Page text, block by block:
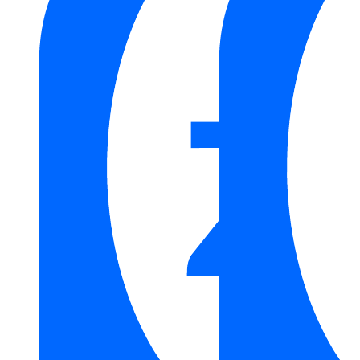
Gương nhà tắm GCK18B
Cấu tạo xoay hai mặt giúp người dùng chuyển đổi nhanh giữa
các nhu cầu sử dụng khác nhau.
Thiết Bị Vệ Sinh
Phụ Kiện
/
Thiết Bị Vệ Sinh Kanly